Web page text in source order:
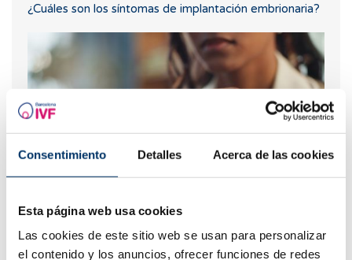
Consentimiento Detalles Acerca de las cookies
Esta página web usa cookies
Las cookies de este sitio web se usan para personalizar
el contenido y los anuncios, ofrecer funciones de redes
¿Cuáles son los síntomas de implantación embrionaria?
¿Qué hacer si hay retraso menstrual con un test de